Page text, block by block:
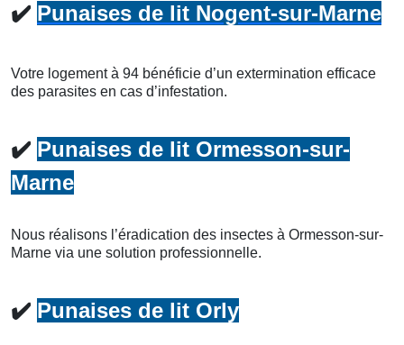
✔️ Punaises de lit Nogent-sur-Marne
Votre logement à 94 bénéficie d’un extermination efficace
des parasites en cas d’infestation.
✔️ Punaises de lit Ormesson-sur-
Marne
Nous réalisons l’éradication des insectes à Ormesson-sur-
Marne via une solution professionnelle.
✔️ Punaises de lit Orly